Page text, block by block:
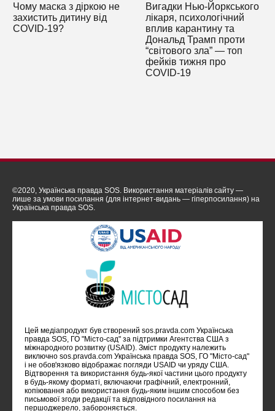
Чому маска з діркою не
захистить дитину від
COVID-19?
Вигадки Нью-Йоркського
лікаря, психологічний
вплив карантину та
Дональд Трамп проти
“світового зла” — топ
фейків тижня про
COVID-19
©2020, Українська правда SOS. Використання матеріалів сайту —
лише за умови посилання (для інтернет-видань — гіперпосилання) на
Українська правда SOS.
Цей медіапродукт був створений sos.pravda.com Українська
правда SOS, ГО "Місто-сад" за підтримки Агентства США з
міжнародного розвитку (USAID). Зміст продукту належить
виключно sos.pravda.com Українська правда SOS, ГО "Місто-сад"
i не обов'язково відображає погляди USAID чи уряду США.
Відтворення та використання будь-якої частини цього продукту
в будь-якому форматі, включаючи графічний, електронний,
копіювання або використання будь-яким іншим способом без
письмової згоди редакції та відповідного посилання на
першоджерело, забороняється.